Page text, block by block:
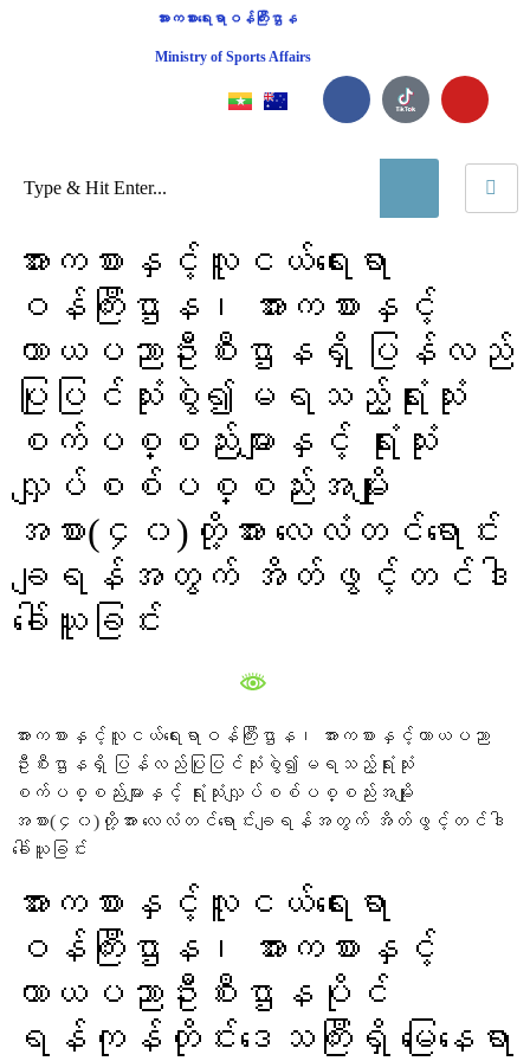
အားကစားရေးရာဝန်ကြီးဌာန
Ministry of Sports Affairs
အားကစားနှင့်လူငယ်ရေးရာ
ဝန်ကြီးဌာန၊ အားကစားနှင့်
ကာယပညာဦးစီးဌာနရှိ ပြန်လည်
ပြုပြင်သုံးစွဲ၍မရသည့်ရုံးသုံး
စက်ပစ္စည်းများနှင့် ရုံးသုံး
လျှပ်စစ်ပစ္စည်းအမျိုး
အစား(၄၀)တို့အား လေလံတင်ရောင်း
ချရန်အတွက် အိတ်ဖွင့်တင်ဒါ
ခေါ်ယူခြင်း
အားကစားနှင့်လူငယ်ရေးရာဝန်ကြီးဌာန၊ အားကစားနှင့်ကာယပညာ
ဦးစီးဌာနရှိ ပြန်လည်ပြုပြင်သုံးစွဲ၍မရသည့်ရုံးသုံး
စက်ပစ္စည်းများနှင့် ရုံးသုံးလျှပ်စစ်ပစ္စည်းအမျိုး
အစား(၄၀)တို့အား လေလံတင်ရောင်းချရန်အတွက် အိတ်ဖွင့်တင်ဒါ
ခေါ်ယူခြင်း
အားကစားနှင့်လူငယ်ရေးရာ
ဝန်ကြီးဌာန၊ အားကစားနှင့်
ကာယပညာဦးစီးဌာနပိုင်
ရန်ကုန်တိုင်းဒေသကြီးရှိ မြေနေရာ